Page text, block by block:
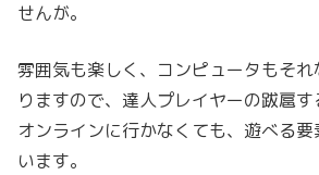
せんが。
雰囲気も楽しく、コンピュータもそ
りますので、達人プレイヤーの跋扈
オンラインに行かなくても、遊べる
います。